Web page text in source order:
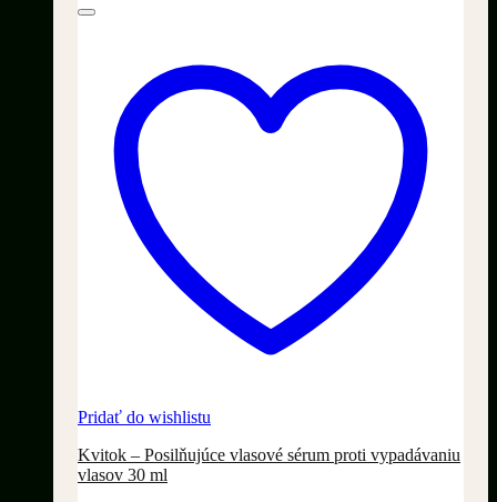
Pridať do wishlistu
Kvitok – Posilňujúce vlasové sérum proti vypadávaniu
vlasov 30 ml